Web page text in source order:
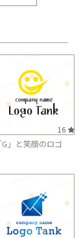
16
G」と笑顔のロゴ